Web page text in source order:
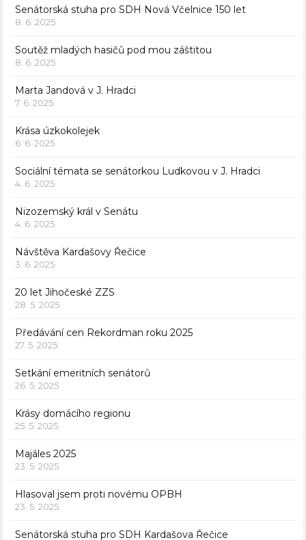
Senátorská stuha pro SDH Nová Včelnice 150 let
8. 6. 2025
Soutěž mladých hasičů pod mou záštitou
8. 6. 2025
Marta Jandová v J. Hradci
7. 6. 2025
Krása úzkokolejek
6. 6. 2025
Sociální témata se senátorkou Ludkovou v J. Hradci
4. 6. 2025
Nizozemský král v Senátu
4. 6. 2025
Návštěva Kardašovy Řečice
3. 6. 2025
20 let Jihočeské ZZS
28. 5. 2025
Předávání cen Rekordman roku 2025
27. 5. 2025
Setkání emeritních senátorů
26. 5. 2025
Krásy domácího regionu
25. 5. 2025
Majáles 2025
23. 5. 2025
Hlasoval jsem proti novému OPBH
23. 5. 2025
Senátorská stuha pro SDH Kardašova Řečice